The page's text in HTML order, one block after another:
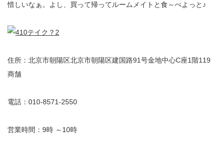
惜しいなぁ。よし、買って帰ってルームメイトと食～べよっと♪
住所：北京市朝陽区北京市朝陽区建国路91号金地中心C座1階119
商舗
電話：010-8571-2550
営業時間：9時 ～10時